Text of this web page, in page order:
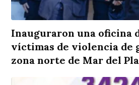
Inauguraron una oficina
víctimas de violencia de
zona norte de Mar del